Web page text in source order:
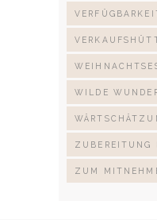
WILDE
ZUBEREITUNG
ZUM